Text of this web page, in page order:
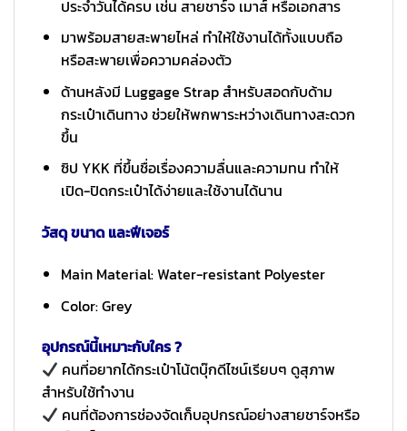
ประจำวันได้ครบ เช่น สายชาร์จ เมาส์ หรือเอกสาร
มาพร้อมสายสะพายไหล่ ทำให้ใช้งานได้ทั้งแบบถือ
หรือสะพายเพื่อความคล่องตัว
ด้านหลังมี Luggage Strap สำหรับสอดกับด้าม
กระเป๋าเดินทาง ช่วยให้พกพาระหว่างเดินทางสะดวก
ขึ้น
ซิป YKK ที่ขึ้นชื่อเรื่องความลื่นและความทน ทำให้
เปิด-ปิดกระเป๋าได้ง่ายและใช้งานได้นาน
วัสดุ ขนาด และฟีเจอร์
Main Material: Water-resistant Polyester
Color: Grey
อุปกรณ์นี้เหมาะกับใคร ?
คนที่อยากได้กระเป๋าโน้ตบุ๊กดีไซน์เรียบๆ ดูสุภาพ
สำหรับใช้ทำงาน
คนที่ต้องการช่องจัดเก็บอุปกรณ์อย่างสายชาร์จหรือ